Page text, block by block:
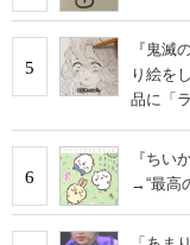
5
『鬼滅
り絵を
品に「
6
『ちい
→“最高